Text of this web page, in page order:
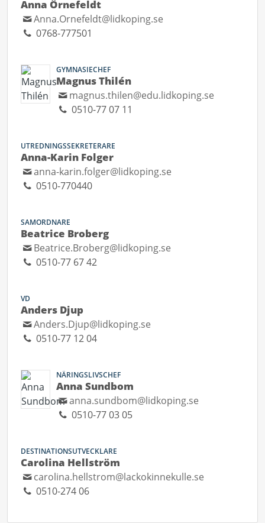
Anna Örnefeldt
Anna.Ornefeldt@lidkoping.se
0768-777501
GYMNASIECHEF
Magnus Thilén
magnus.thilen@edu.lidkoping.se
0510-77 07 11
UTREDNINGSSEKRETERARE
Anna-Karin Folger
anna-karin.folger@lidkoping.se
0510-770440
SAMORDNARE
Beatrice Broberg
Beatrice.Broberg@lidkoping.se
0510-77 67 42
VD
Anders Djup
Anders.Djup@lidkoping.se
0510-77 12 04
NÄRINGSLIVSCHEF
Anna Sundbom
anna.sundbom@lidkoping.se
0510-77 03 05
DESTINATIONSUTVECKLARE
Carolina Hellström
carolina.hellstrom@lackokinnekulle.se
0510-274 06